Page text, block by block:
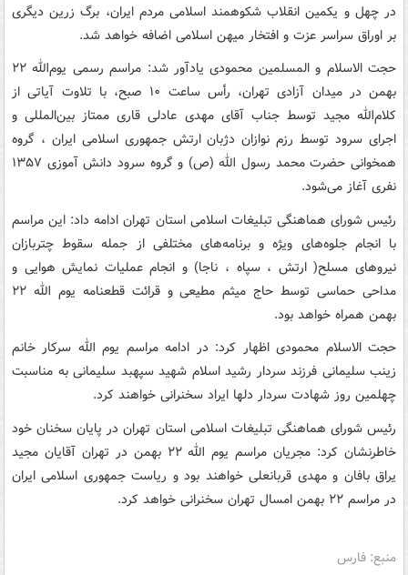
در چهل و یکمین انقلاب شکوهمند اسلامی مردم ایران، برگ زرین دیگری
بر اوراق سراسر عزت و افتخار میهن اسلامی اضافه خواهد شد.
حجت الاسلام و المسلمین محمودی یادآور شد: مراسم رسمی یوم‌الله ۲۲
بهمن در میدان آزادی تهران، رأس ساعت ۱۰ صبح، با تلاوت آیاتی از
کلام‌الله مجید توسط جناب آقای مهدی عادلی قاری ممتاز بین‌المللی و
اجرای سرود توسط رزم نوازان دژبان ارتش جمهوری اسلامی ایران ، گروه
همخوانی حضرت محمد رسول الله (ص) و گروه سرود دانش آموزی ۱۳۵۷
نفری آغاز می‌شود.
رئیس شورای هماهنگی تبلیغات اسلامی استان تهران ادامه داد: این مراسم
با انجام جلوه‌های ویژه و برنامه‌های مختلفی از جمله سقوط چتربازان
نیروهای مسلح( ارتش ، سپاه ، ناجا) و انجام عملیات نمایش هوایی و
مداحی حماسی توسط حاج میثم مطیعی و قرائت قطعنامه یوم الله ۲۲
بهمن همراه خواهد بود.
حجت الاسلام محمودی اظهار کرد: در ادامه مراسم یوم الله سرکار خانم
زینب سلیمانی فرزند سردار رشید اسلام شهید سپهبد سلیمانی به مناسبت
چهلمین روز شهادت سردار دلها ایراد سخنرانی خواهند کرد.
رئیس شورای هماهنگی تبلیغات اسلامی استان تهران در پایان سخنان خود
خاطرنشان کرد: مجریان مراسم یوم الله ۲۲ بهمن در تهران آقایان مجید
یراق بافان و مهدی قربانعلی خواهند بود و ریاست جمهوری اسلامی ایران
در مراسم ۲۲ بهمن امسال تهران سخنرانی خواهد کرد.
منبع: فارس